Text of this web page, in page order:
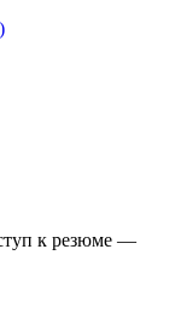
к резюме —